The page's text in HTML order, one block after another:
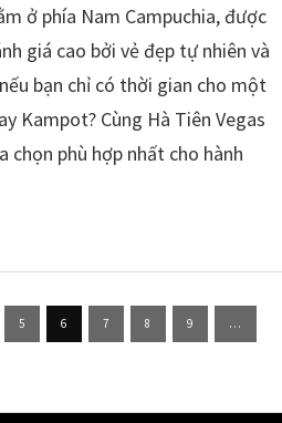
ở phía Nam Campuchia, được
giá cao bởi vẻ đẹp tự nhiên và
bạn chỉ có thời gian cho một
Kampot? Cùng Hà Tiên Vegas
chọn phù hợp nhất cho hành
5 6 7 8 9 …